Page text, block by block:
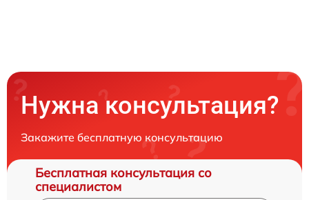
Нужна консультация?
Закажите бесплатную консультацию
Бесплатная консультация со
специалистом